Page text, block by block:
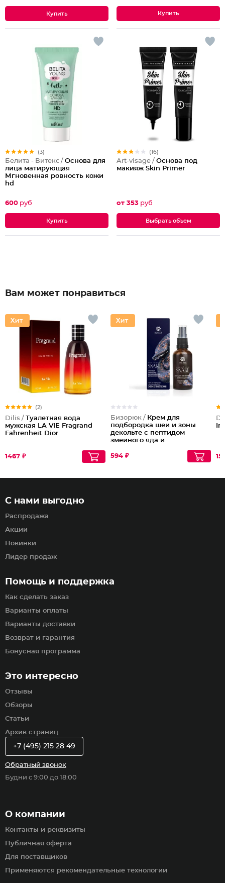
(3)
Белита - Витекс / Основа для
лица матирующая
Мгновенная ровность кожи
hd
600 руб
(16)
Art-visage / Основа под
макияж Skin Primer
от 353 руб
Выбрать объем
Вам может понравиться
(2)
Dilis / Туалетная вода
мужская LA VIE Fragrand
Fahrenheit Dior
1467 ₽
Бизорюк / Крем для
подбородка шеи и зоны
декольте с пептидом
змеиного яда и
594 ₽
Помощь и поддержка
Как сделать заказ
Варианты оплаты
Варианты доставки
Возврат и гарантия
Бонусная программа
С нами выгодно
Распродажа
Акции
Новинки
Лидер продаж
Это интересно
Отзывы
Обзоры
Статьи
Архив страниц
О компании
Контакты и реквизиты
Публичная оферта
Для поставщиков
Применяются рекомендательные технологии
+7 (495) 215 28 49
Обратный звонок
Будни с 9:00 до 18:00